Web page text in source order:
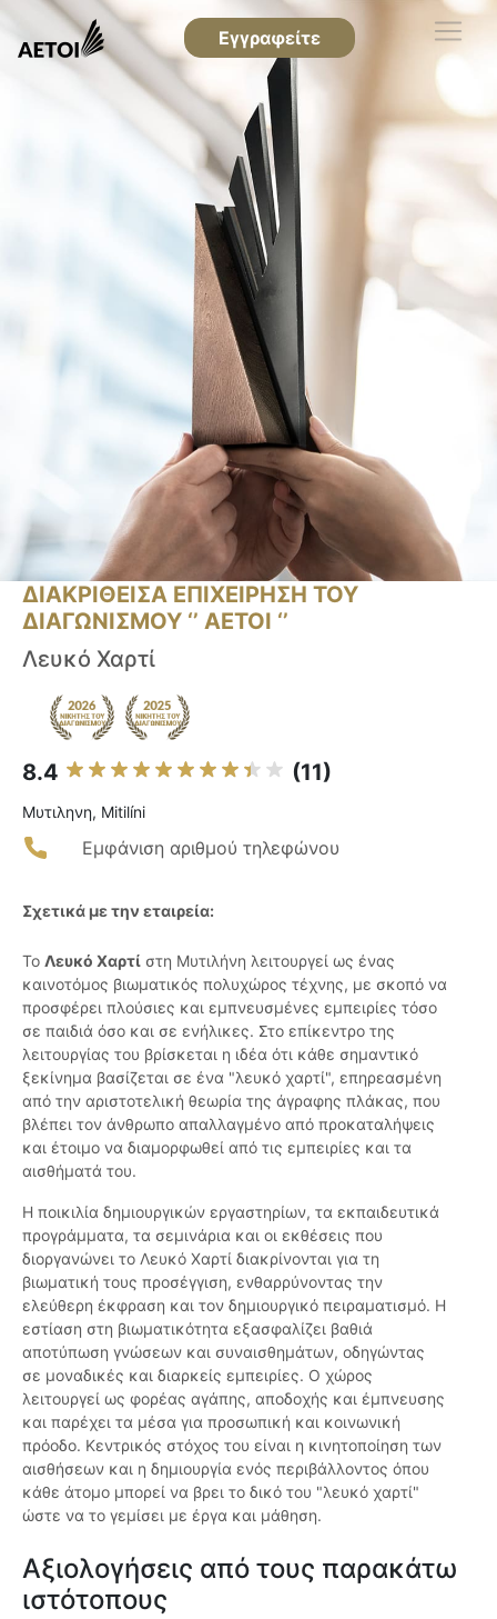
Εγγραφείτε
ΔΙΑΚΡΙΘΕΙΣΑ ΕΠΙΧΕΙΡΗΣΗ ΤΟΥ
ΔΙΑΓΩΝΙΣΜΟΥ ‘’ ΑΕΤΟΙ ‘’
Λευκό Χαρτί
8.4 (11)
Μυτιληνη, Mitilíni
Εμφάνιση αριθμού τηλεφώνου
Σχετικά με την εταιρεία:
Το Λευκό Χαρτί στη Μυτιλήνη λειτουργεί ως ένας
καινοτόμος βιωματικός πολυχώρος τέχνης, με σκοπό να
προσφέρει πλούσιες και εμπνευσμένες εμπειρίες τόσο
σε παιδιά όσο και σε ενήλικες. Στο επίκεντρο της
λειτουργίας του βρίσκεται η ιδέα ότι κάθε σημαντικό
ξεκίνημα βασίζεται σε ένα "λευκό χαρτί", επηρεασμένη
από την αριστοτελική θεωρία της άγραφης πλάκας, που
βλέπει τον άνθρωπο απαλλαγμένο από προκαταλήψεις
και έτοιμο να διαμορφωθεί από τις εμπειρίες και τα
αισθήματά του.
Η ποικιλία δημιουργικών εργαστηρίων, τα εκπαιδευτικά
προγράμματα, τα σεμινάρια και οι εκθέσεις που
διοργανώνει το Λευκό Χαρτί διακρίνονται για τη
βιωματική τους προσέγγιση, ενθαρρύνοντας την
ελεύθερη έκφραση και τον δημιουργικό πειραματισμό. Η
εστίαση στη βιωματικότητα εξασφαλίζει βαθιά
αποτύπωση γνώσεων και συναισθημάτων, οδηγώντας
σε μοναδικές και διαρκείς εμπειρίες. Ο χώρος
λειτουργεί ως φορέας αγάπης, αποδοχής και έμπνευσης
και παρέχει τα μέσα για προσωπική και κοινωνική
πρόοδο. Κεντρικός στόχος του είναι η κινητοποίηση των
αισθήσεων και η δημιουργία ενός περιβάλλοντος όπου
κάθε άτομο μπορεί να βρει το δικό του "λευκό χαρτί"
ώστε να το γεμίσει με έργα και μάθηση.
Αξιολογήσεις από τους παρακάτω
ιστότοπους